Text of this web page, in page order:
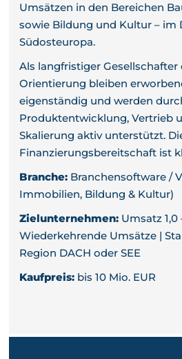
Umsätzen in den Bereichen
sowie Bildung und Kultur – im
Südosteuropa.
Als langfristiger Gesellschafter
Orientierung bleiben
eigenständig und werden
Produktentwicklung, Vertrieb
Skalierung aktiv unterstützt.
Finanzierungsbereitschaft ist
Branche: Branchensoftware /
Immobilien, Bildung & Kultur)
Zielunternehmen: Umsatz 1,0
Wiederkehrende Umsätze |
Region DACH oder SEE
Kaufpreis: bis 10 Mio. EUR